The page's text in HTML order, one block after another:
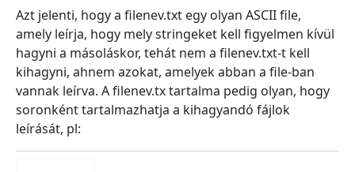
Azt jelenti, hogy a filenev.txt egy olyan ASCII file,
amely leírja, hogy mely stringeket kell figyelmen kívül
hagyni a másoláskor, tehát nem a filenev.txt-t kell
kihagyni, ahnem azokat, amelyek abban a file-ban
vannak leírva. A filenev.tx tartalma pedig olyan, hogy
soronként tartalmazhatja a kihagyandó fájlok
leírását, pl: